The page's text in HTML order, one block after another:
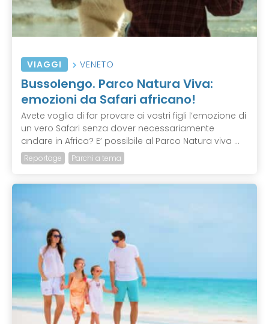
VIAGGI VENETO
Bussolengo. Parco Natura Viva:
emozioni da Safari africano!
Avete voglia di far provare ai vostri figli l’emozione di
un vero Safari senza dover necessariamente
andare in Africa? E’ possibile al Parco Natura viva ...
Reportage Parchi a tema